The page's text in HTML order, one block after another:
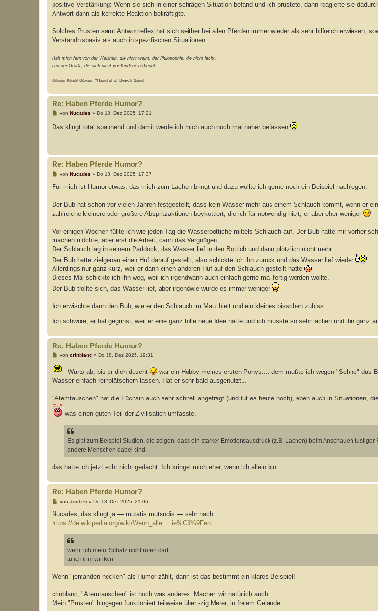
positive Verstärkung: Wenn sie sich in einer schrägen Situation befand und ich prustete, dann reagierte sie
Antwort dann als korrekte Reaktion bekräftigte.
Solches Prusten samt Antwortreflex hat sich seither bei allen Pferden immer wieder als sehr hilfreich erwiesen,
Verständnisbasis als auch in spezifischen Situationen...
Halt mich fern von der Weisheit, die nicht weint, der Philosophie, die nicht lacht,
und der Größe, die sich nicht vor Kindern verbeugt.
Gibran Khalil Gibran, "Handful of Beach Sand"
Re: Haben Pferde Humor?
B
t
von Nucades » Do 18. Dez 2025, 17:21
Das klingt total spannend und damit werde ich mich auch noch mal näher befassen
Re: Haben Pferde Humor?
B
i
a
von Nucades » Do 18. Dez 2025, 17:37
Für mich ist Humor etwas, das mich zum Lachen bringt und dazu wollte ich gerne noch ein Beispiel nachlegen:
Der Bub hat schon vor vielen Jahren festgestellt, dass kein Wasser mehr aus einem Schlauch kommt, wenn er
zahlreiche kleinere oder größere Abspritzaktionen boykottiert, die ich für notwendig hielt, er aber eher weniger
Vor einigen Wochen füllte ich wie jeden Tag die Wasserbottiche mittels Schlauch auf. Der Bub hatte mir vorher
machen möchte, aber erst die Arbeit, dann das Vergnügen.
Der Schlauch lag in seinem Paddock, das Wasser lief in den Bottich und dann plötzlich nicht mehr.
Der Bub hatte zielgenau einen Huf darauf gestellt, also schickte ich ihn zurück und das Wasser lief wieder
Allerdings nur ganz kurz, weil er dann einen anderen Huf auf den Schlauch gestellt hatte
Dieses Mal schickte ich ihn weg, weil ich irgendwann auch einfach gerne mal fertig werden wollte.
Der Bub trollte sich, das Wasser lief, aber irgendwie wurde es immer weniger
Ich erwischte dann den Bub, wie er den Schlauch im Maul hielt und ein kleines bisschen zubiss.
Ich schwöre, er hat gegrinst, weil er eine ganz tolle neue Idee hatte und ich musste so sehr lachen und ihn ganz
Re: Haben Pferde Humor?
B
i
t
r
a
von crinblanc » Do 18. Dez 2025, 19:31
Warts ab, bis er dich duscht
war ein Hobby meines ersten Ponys.... dem mußte ich wegen "Sehne" das
Wasser einfach reinplätschern lassen. Hat er sehr bald ausgenutzt...
"Atemtauschen" hat die Füchsin auch sehr schnell angefragt (und tut es heute noch), eben auch in Situationen,
was einen guten Teil der Zivilisation umfasste.
Es gibt zum Beispiel Studien, die zeigen, dass ein starker Emotionsausdruck (z.B. Lachen) beim Anschauen
andere Menschen dabei sind.
das hätte ich jetzt echt nicht gedacht. Ich kringel mich eher, wenn ich allein bin...
Re: Haben Pferde Humor?
B
r
von Jochen» Do 18. Dez 2025, 21:06
Nucades, das klingt ja — mutatis mutandis — sehr nach
https://de.wikipedia.org/wiki/Wenn_alle ... ie%C3%9Fen
wenn ich mein’ Schatz nicht rufen darf,
tu ich ihm winken
Wenn "jemanden necken" als Humor zählt, dann ist das bestimmt ein klares Beispiel!
crinblanc, "Atemtauschen" ist noch was anderes. Machen wir natürlich auch.
Mein "Prusten" hingegen funktioniert teilweise über -zig Meter, in freiem Gelände...